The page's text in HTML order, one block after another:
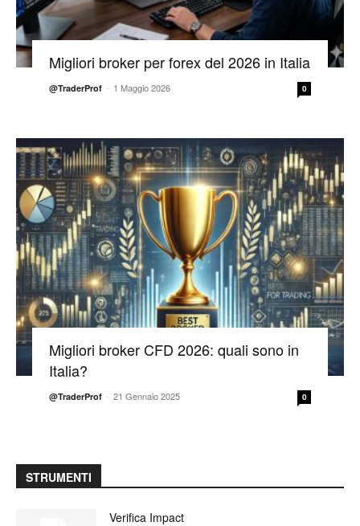
Migliori broker per forex del 2026 in Italia
@TraderProf - 1 Maggio 2026 0
Migliori broker CFD 2026: quali sono in
Italia?
@TraderProf - 21 Gennaio 2025 0
STRUMENTI
Verifica Impact